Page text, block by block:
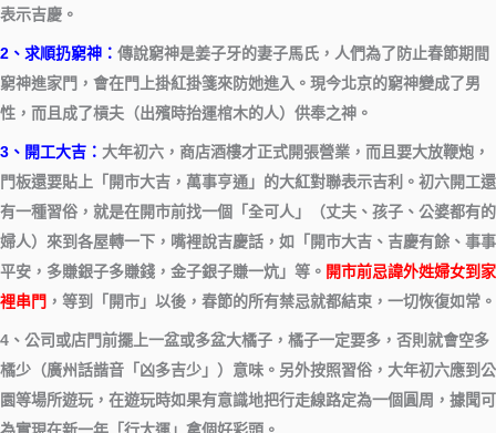
表示吉慶。
2、求順扔窮神： 傳說窮神是姜子牙的妻子馬氏，人們為了防止春節期間
窮神進家門，會在門上掛紅掛箋來防她進入。 現今北京的窮神變成了男
性，而且成了槓夫（出殯時抬運棺木的人）供奉之神。
3、開工大吉： 大年初六，商店酒樓才正式開張營業，而且要大放鞭炮，
門板還要貼上「開市大吉，萬事亨通」的大紅對聯表示吉利。 初六開工還
有一種習俗，就是在開市前找一個「全可人」（丈夫、孩子、公婆都有的
婦人）來到各屋轉一下，嘴裡說吉慶話，如「開市大吉、吉慶有餘、事事
平安，多賺銀子多賺錢，金子銀子賺一炕」等。 開市前忌諱外姓婦女到家
裡串門 ，等到「開市」以後，春節的所有禁忌就都結束，一切恢復如常。
4、公司或店門前擺上一盆或多盆大橘子，橘子一定要多，否則就會空多
橘少（廣州話諧音「凶多吉少」）意味。 另外按照習俗，大年初六應到公
園等場所遊玩，在遊玩時如果有意識地把行走線路定為一個圓周，據聞可